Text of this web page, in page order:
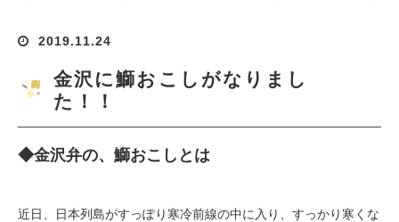
2019.11.24
金沢に鰤おこしがなりまし
た！！
◆金沢弁の、鰤おこしとは
近日、日本列島がすっぽり寒冷前線の中に入り、すっかり寒くな